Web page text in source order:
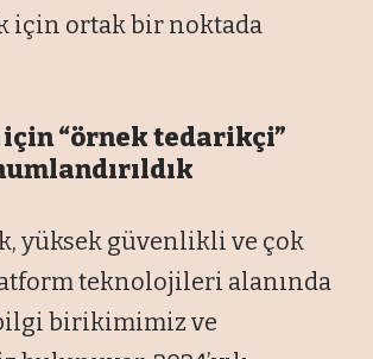
için ortak bir noktada
“örnek tedarikçi”
yüksek güvenlikli ve çok
teknolojileri alanında
birikimimiz ve